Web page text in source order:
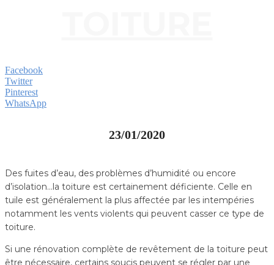
Facebook
Twitter
Pinterest
WhatsApp
23/01/2020
Des fuites d’eau, des problèmes d’humidité ou encore
d’isolation…la toiture est certainement déficiente. Celle en
tuile est généralement la plus affectée par les intempéries
notamment les vents violents qui peuvent casser ce type de
toiture.
Si une rénovation complète de revêtement de la toiture peut
être nécessaire, certains soucis peuvent se régler par une